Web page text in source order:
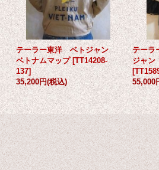
テーラー東洋 ベトジャン
ベトナムマップ [TT14208-
137]
35,200円(税込)
テー
ジャン
[
55,000